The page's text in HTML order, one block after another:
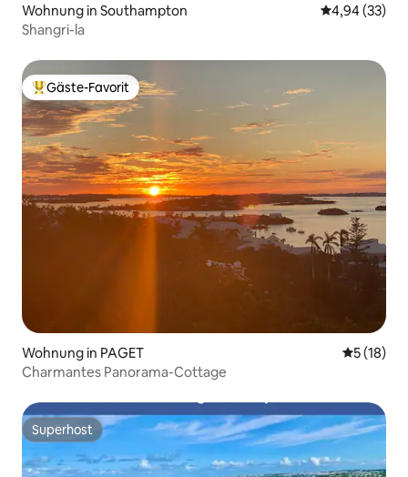
Wohnung in Southampton
4,94 (33)
Shangri-la
Beliebter Gäste-Favorit.
Gäste-Favorit
Wohnung in PAGET
5 (18)
Charmantes Panorama-Cottage
Superhost
Superhost